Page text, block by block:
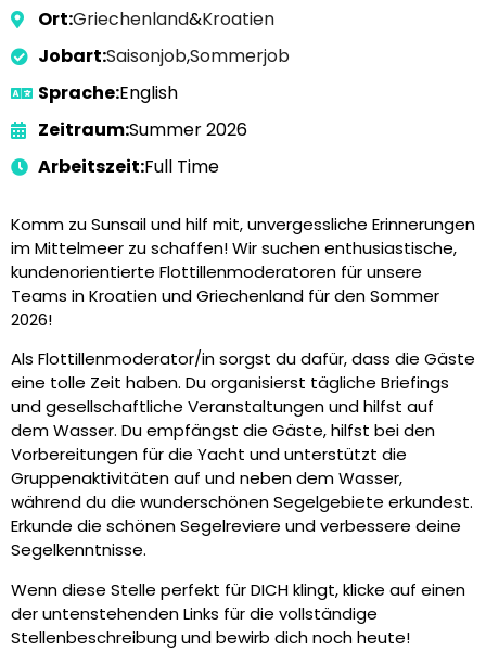
Ort:Griechenland&Kroatien
Jobart:Saisonjob,Sommerjob
Sprache:English
Zeitraum:Summer 2026
Arbeitszeit:Full Time
Komm zu Sunsail und hilf mit, unvergessliche Erinnerungen
im Mittelmeer zu schaffen! Wir suchen enthusiastische,
kundenorientierte Flottillenmoderatoren für unsere
Teams in Kroatien und Griechenland für den Sommer
2026!
Als Flottillenmoderator/in sorgst du dafür, dass die Gäste
eine tolle Zeit haben. Du organisierst tägliche Briefings
und gesellschaftliche Veranstaltungen und hilfst auf
dem Wasser. Du empfängst die Gäste, hilfst bei den
Vorbereitungen für die Yacht und unterstützt die
Gruppenaktivitäten auf und neben dem Wasser,
während du die wunderschönen Segelgebiete erkundest.
Erkunde die schönen Segelreviere und verbessere deine
Segelkenntnisse.
Wenn diese Stelle perfekt für DICH klingt, klicke auf einen
der untenstehenden Links für die vollständige
Stellenbeschreibung und bewirb dich noch heute!